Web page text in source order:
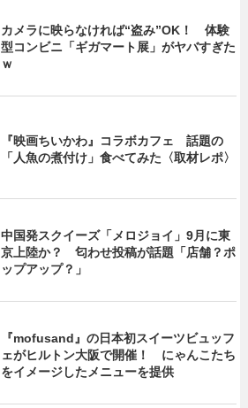
カメラに映らなければ“盗み”OK！ 体験
型コンビニ「ギガマート展」がヤバすぎた
ｗ
『映画ちいかわ』コラボカフェ 話題の
「人魚の煮付け」食べてみた〈取材レポ〉
中国発スクイーズ「メロジョイ」9月に東
京上陸か？ 匂わせ投稿が話題「店舗？ポ
ップアップ？」
『mofusand』の日本初スイーツビュッフ
ェがヒルトン大阪で開催！ にゃんこたち
をイメージしたメニューを提供